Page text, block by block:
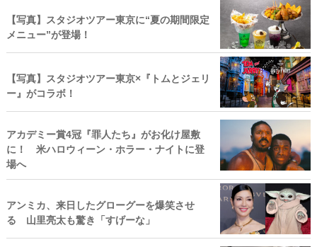
【写真】スタジオツアー東京に“夏の期間限定
メニュー”が登場！
【写真】スタジオツアー東京×『トムとジェリ
ー』がコラボ！
アカデミー賞4冠『罪人たち』がお化け屋敷
に！ 米ハロウィーン・ホラー・ナイトに登
場へ
アンミカ、来日したグローグーを爆笑させ
る 山里亮太も驚き「すげーな」